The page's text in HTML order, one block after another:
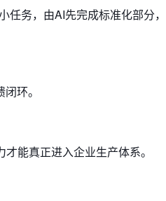
任务，由AI先完成标准化部分
环。
能真正进入企业生产体系。